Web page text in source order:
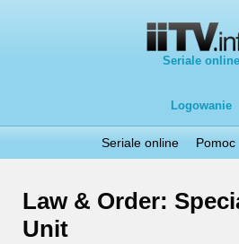
Seriale online
Logowanie
Seriale online Pomoc
Law & Order:
Unit